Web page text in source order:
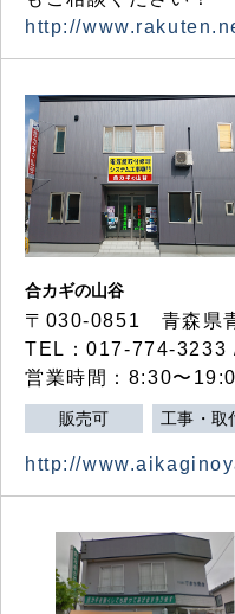
http://
合カギの山谷
〒030-0851 青森県
TEL：017-774-3233
営業時間：8:30〜
販売可 工事・取
http://